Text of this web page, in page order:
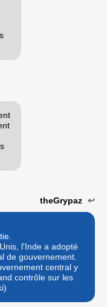
theGrypaz ↩
l'Inde a adopté
de gouvernement.
central y
contrôle sur les